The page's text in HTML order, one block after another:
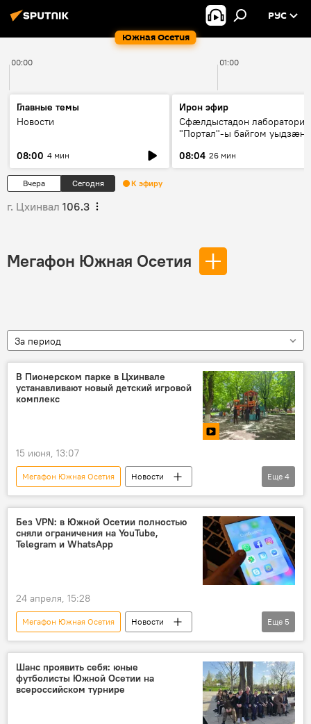
Южная Осетия
РУС
00:00 01:00
Главные темы
Новости
08:00 4 мин
Ирон эфир
Сфæлдыстадон лаборатори
"Портал"-ы байгом уыдзæн
Æхсары куыстыты равдыст
08:04 26 мин
Вчера Сегодня К эфиру
г. Цхинвал 106.3
Мегафон Южная Осетия
За период
В Пионерском парке в Цхинвале
устанавливают новый детский игровой
комплекс
15 июня, 13:07
Мегафон Южная Осетия
Новости
Администрация города Цхинвал
Цхинвал
Досуг
Дети
Еще 4
Без VPN: в Южной Осетии полностью
сняли ограничения на YouTube,
Telegram и WhatsApp
24 апреля, 15:28
Мегафон Южная Осетия
Новости
Южная Осетия
Россия
Интернет
Мобильная связь
связь
Еще 5
Шанс проявить себя: юные
футболисты Южной Осетии на
всероссийском турнире